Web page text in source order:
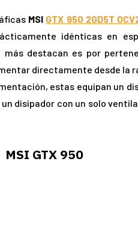
MSI GTX 950 2GD5T
idénticas en
destacan es por
directamente desde la
estas equipan un
disipador con un solo
MSI GTX 950